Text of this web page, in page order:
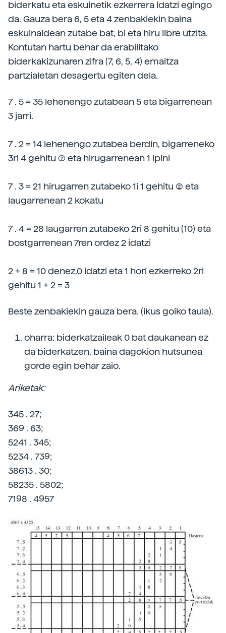
biderkatu eta eskuinetik ezkerrera idatzi egingo
da. Gauza bera 6, 5 eta 4 zenbakiekin baina
eskuinaldean zutabe bat, bi eta hiru libre utzita.
Kontutan hartu behar da erabilitako
biderkakizunaren zifra (7, 6, 5, 4) emaitza
partzialetan desagertu egiten dela.
7 . 5 = 35 lehenengo zutabean 5 eta bigarrenean
3 jarri.
7 . 2 = 14 lehenengo zutabea berdin, bigarreneko
3ri 4 gehitu (7) eta hirugarrenean 1 ipini
7 . 3 = 21 hirugarren zutabeko 1i 1 gehitu (2) eta
laugarrenean 2 kokatu
7 . 4 = 28 laugarren zutabeko 2ri 8 gehitu (10) eta
bostgarrenean 7ren ordez 2 idatzi
2 + 8 = 10 denez,0 idatzi eta 1 hori ezkerreko 2ri
gehitu 1 + 2 = 3
Beste zenbakiekin gauza bera. (ikus goiko taula).
oharra: biderkatzaileak 0 bat daukanean ez
da biderkatzen, baina dagokion hutsunea
gorde egin behar zaio.
Ariketak:
345 . 27;
369 . 63;
5241 . 345;
5234 . 739;
38613 . 30;
58235 . 5802;
7198 . 4957